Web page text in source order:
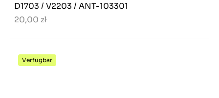
D1703 / V2203 / ANT-103301
20,00 zł
Verfügbar